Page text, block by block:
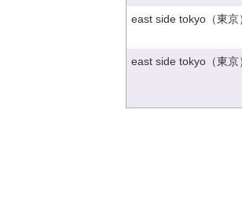
east side tokyo（東京
east side tokyo（東京